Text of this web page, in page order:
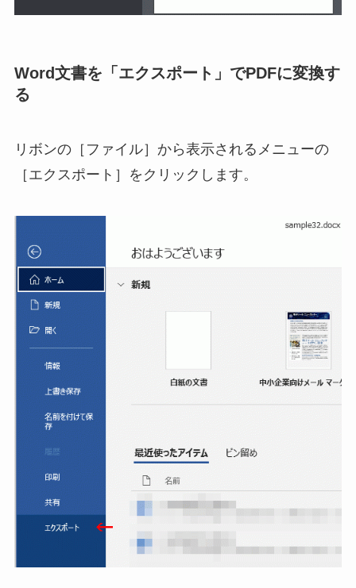
Word文書を「エクスポート」でPDFに変換す
る
リボンの［ファイル］から表示されるメニューの
［エクスポート］をクリックします。